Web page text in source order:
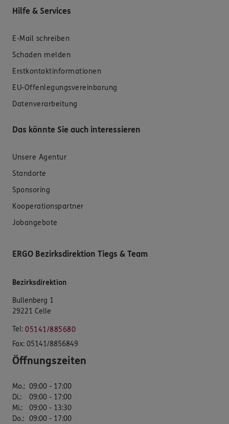
Hilfe & Services
E-Mail schreiben
Schaden melden
Erstkontaktinformationen
EU-Offenlegungsvereinbarung
Datenverarbeitung
Das könnte Sie auch interessieren
Unsere Agentur
Standorte
Sponsoring
Kooperationspartner
Jobangebote
ERGO Bezirksdirektion Tiegs & Team
Bezirksdirektion
Bullenberg 1
29221 Celle
Tel: 05141/885680
Fax: 05141/8856849
Öffnungszeiten
Mo.: 09:00 - 17:00
Di.:
09:00 - 17:00
Mi.:
09:00 - 13:30
Do.: 09:00 - 17:00